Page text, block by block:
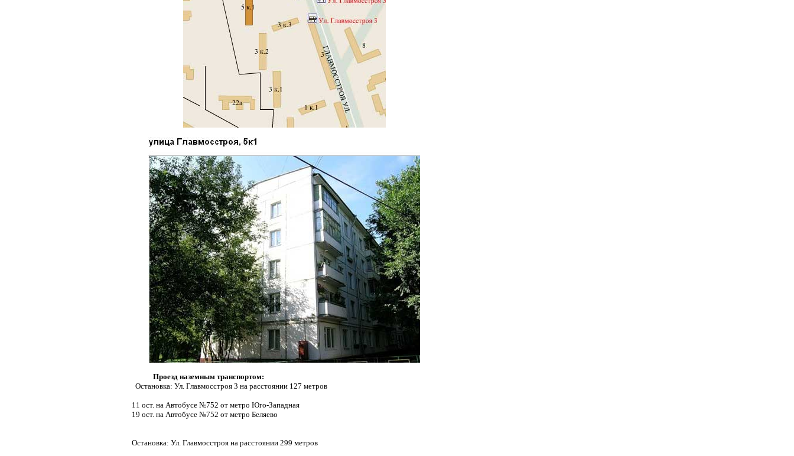
Проезд наземным транспортом:
Остановка: Ул. Главмосстроя 3 на расстоянии 127 метров
11 ост. на Автобусе №752 от метро Юго-Западная
19 ост. на Автобусе №752 от метро Беляево
Остановка: Ул. Главмосстроя на расстоянии 299 метров